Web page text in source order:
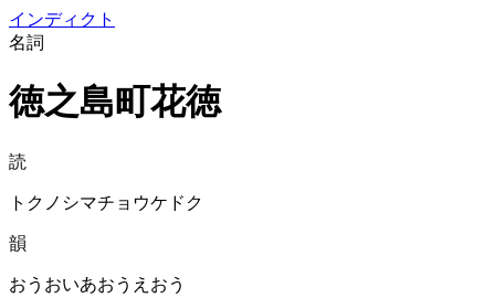
インディクト
名詞
徳之島町花徳
読
トクノシマチョウケドク
韻
おうおいあおうえおう